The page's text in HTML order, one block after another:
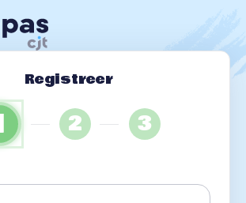
Registreer
2 3